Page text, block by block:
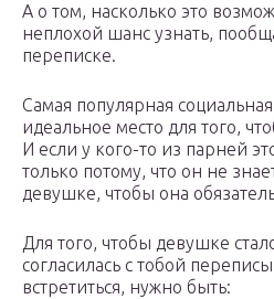
А о том, насколько это
неплохой шанс узнать,
переписке.
Самая популярная
идеальное место для того,
И если у кого-то из парней
только потому, что он не
девушке, чтобы она
Для того, чтобы девушке
согласилась с тобой
встретиться, нужно быть: